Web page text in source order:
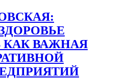
КАК ВАЖНАЯ